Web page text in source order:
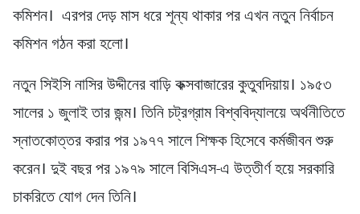
কমিশন। এরপর দেড় মাস ধরে শূন্য থাকার পর এখন নতুন নির্বাচন
কমিশন গঠন করা হলো।
নতুন সিইসি নাসির উদ্দীনের বাড়ি কক্সবাজারের কুতুবদিয়ায়। ১৯৫৩
সালের ১ জুলাই তার জন্ম। তিনি চট্রগ্রাম বিশ্ববিদ্যালয়ে অর্থনীতিতে
স্নাতকোত্তর করার পর ১৯৭৭ সালে শিক্ষক হিসেবে কর্মজীবন শুরু
করেন। দুই বছর পর ১৯৭৯ সালে বিসিএস-এ উত্তীর্ণ হয়ে সরকারি
চাকরিতে যোগ দেন তিনি।